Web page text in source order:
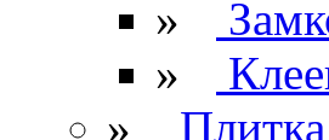
»
»
»